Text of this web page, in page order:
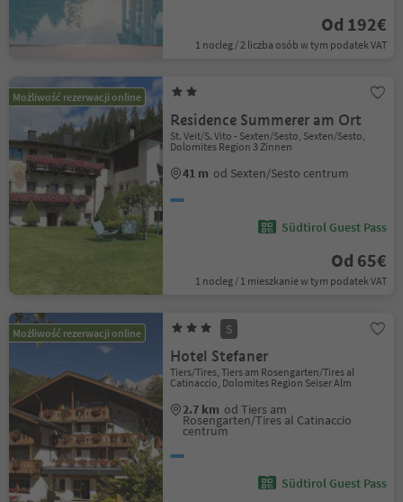
Od 192€
1 nocleg / 2 liczba osób w tym podatek VAT
Możliwość rezerwacji online
Residence Summerer am Ort
St. Veit/S. Vito - Sexten/Sesto, Sexten/Sesto,
Dolomites Region 3 Zinnen
41 m od Sexten/Sesto centrum
Südtirol Guest Pass
Od 65€
1 nocleg / 1 mieszkanie w tym podatek VAT
Możliwość rezerwacji online S
Hotel Stefaner
Tiers/Tires, Tiers am Rosengarten/Tires al
Catinaccio, Dolomites Region Seiser Alm
2.7 km od Tiers am
Rosengarten/Tires al Catinaccio
centrum
Südtirol Guest Pass